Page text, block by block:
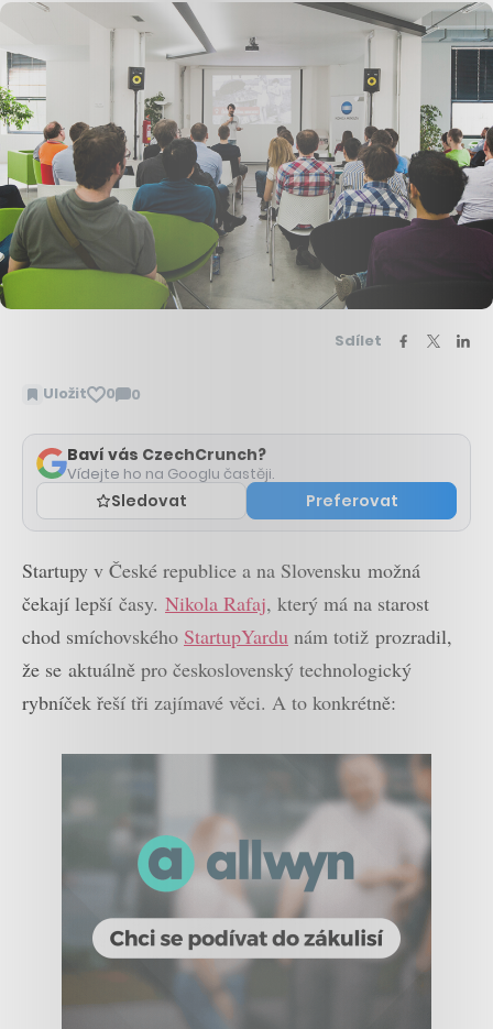
Sdílet
Uložit 0 0
Zobrazit
Baví vás CzechCrunch?
Vídejte ho na Googlu častěji.
Sledovat Preferovat
Startupy v České republice a na Slovensku možná
čekají lepší časy. Nikola Rafaj, který má na starost
chod smíchovského StartupYardu nám totiž prozradil,
že se aktuálně pro československý technologický
rybníček řeší tři zajímavé věci. A to konkrétně: